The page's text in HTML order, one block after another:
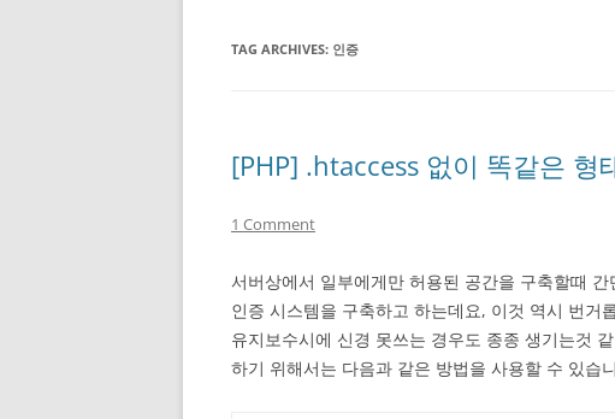
TAG ARCHIVES: 인증
[PHP] .htaccess 없이 똑같은 형
1 Comment
서버상에서 일부에게만 허용된 공간을 구축할때
인증 시스템을 구축하고 하는데요, 이것 역시 번
유지보수시에 신경 못쓰는 경우도 종종 생기는것
하기 위해서는 다음과 같은 방법을 사용할 수 있습